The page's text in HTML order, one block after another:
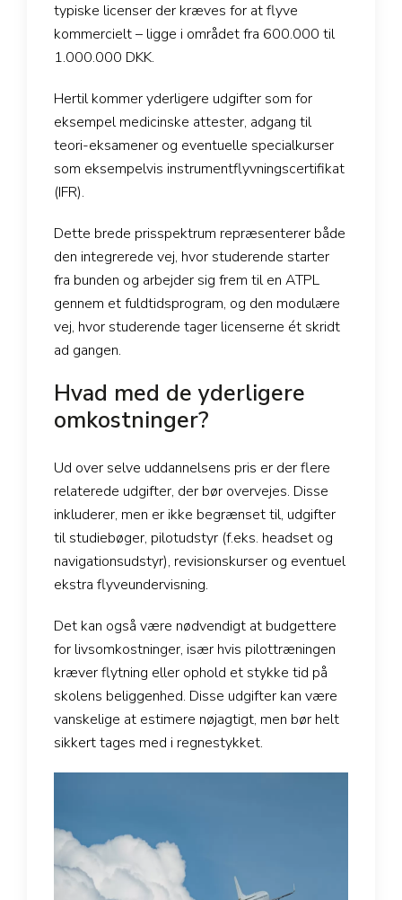
typiske licenser der kræves for at flyve
kommercielt – ligge i området fra 600.000 til
1.000.000 DKK.
Hertil kommer yderligere udgifter som for
eksempel medicinske attester, adgang til
teori-eksamener og eventuelle specialkurser
som eksempelvis instrumentflyvningscertifikat
(IFR).
Dette brede prisspektrum repræsenterer både
den integrerede vej, hvor studerende starter
fra bunden og arbejder sig frem til en ATPL
gennem et fuldtidsprogram, og den modulære
vej, hvor studerende tager licenserne ét skridt
ad gangen.
Hvad med de yderligere
omkostninger?
Ud over selve uddannelsens pris er der flere
relaterede udgifter, der bør overvejes. Disse
inkluderer, men er ikke begrænset til, udgifter
til studiebøger, pilotudstyr (f.eks. headset og
navigationsudstyr), revisionskurser og eventuel
ekstra flyveundervisning.
Det kan også være nødvendigt at budgettere
for livsomkostninger, især hvis pilottræningen
kræver flytning eller ophold et stykke tid på
skolens beliggenhed. Disse udgifter kan være
vanskelige at estimere nøjagtigt, men bør helt
sikkert tages med i regnestykket.